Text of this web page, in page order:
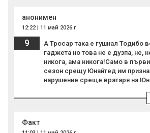
анонимен
12:22 | 11 май 2026 г.
9
А Тросар така е гушнал Тодибо
гаджета но това не е дузпа, не,
никога, ама никога!Само в
сезон срещу Юнайтед им
нарушение среще вратаря на
Факт